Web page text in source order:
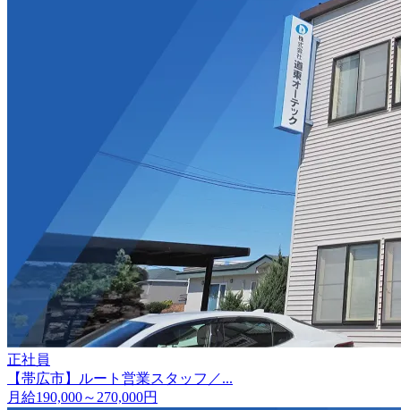
正社員
【帯広市】ルート営業スタッフ／...
月給190,000～270,000円